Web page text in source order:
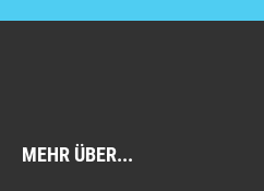
MEHR ÜBER...